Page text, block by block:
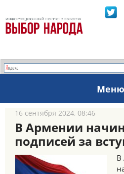
Меню
16 сентября 2024, 08:46
В Армении
подписей за
В